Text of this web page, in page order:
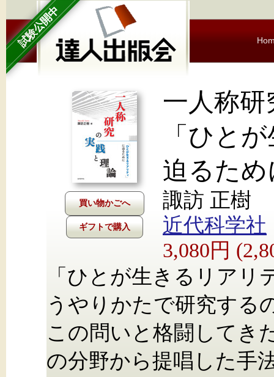
試験公開中
ギフトで購入
一人称
「ひと
迫るため
諏訪 正樹
近代科学社
3,080円
「ひとが生きるリア
うやりかたで研究する
この問いと格闘してき
の分野から提唱した手